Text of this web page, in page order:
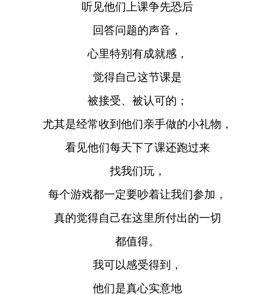
听见他们上课争先恐后
回答问题的声音，
心里特别有成就感，
觉得自己这节课是
被接受、被认可的；
尤其是经常收到他们亲手做的小礼物，
看见他们每天下了课还跑过来
找我们玩，
每个游戏都一定要吵着让我们参加，
真的觉得自己在这里所付出的一切
都值得。
我可以感受得到，
他们是真心实意地